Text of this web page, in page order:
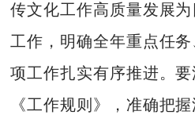
传文化工作高质量发展
工作，明确全年重点任
项工作扎实有序推进。
《工作规则》，准确把